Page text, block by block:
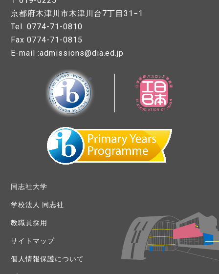
京都府木津川市木津川台7丁目31−1
Tel. 0774-71-0810
Fax 0774-71-0815
E-mail :admissions@dia.ed.jp
同志社大学
学校法人 同志社
教職員採用
サイトマップ
個人情報保護について